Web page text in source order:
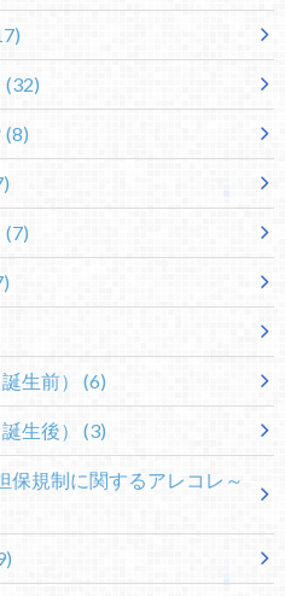
(32)
(8)
(7)
生前） (6)
生後） (3)
規制に関するアレコレ～